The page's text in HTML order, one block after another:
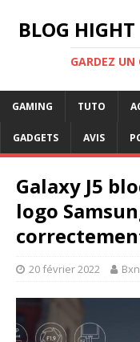
BLOG
GARDEZ UN
GAMING TUTO
GADGETS AVIS
Galaxy J5
logo
20 février 2022